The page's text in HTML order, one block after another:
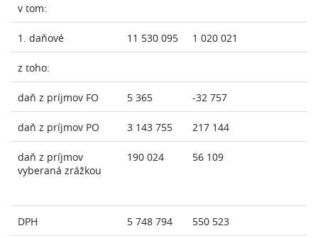
v tom:
1. daňové 11 530 095 1 020 021
z toho:
daň z príjmov FO 5 365 -32 757
daň z príjmov PO 3 143 755 217 144
daň z príjmov
vyberaná zrážkou
190 024 56 109
DPH 5 748 794 550 523